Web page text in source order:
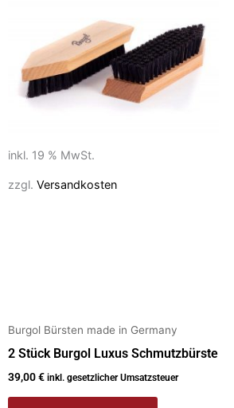
k
inkl. 19 % MwSt.
zzgl. Versandkosten
Burgol Bürsten made in Germany
2 Stück Burgol Luxus Schmutzbürste
39,00€ inkl. gesetzlicher Umsatzsteuer